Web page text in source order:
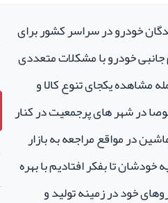
خودرو در سراسر کشور برای
جانبی خودرو با مشکلات متعددی
مشاهده یکجای تنوع کالا و
در شهر های پرجمعیت در کنار
در مواقع مراجعه به بازار
خودشان تا بفکر افتادیم با بهره
خود در زمینه تولید و